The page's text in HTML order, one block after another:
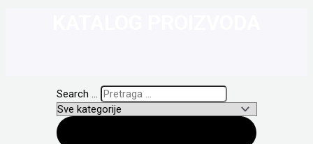
Search ...